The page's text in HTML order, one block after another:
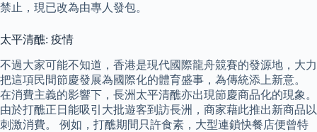
禁止，現已改為由專人發包。
太平清醮: 疫情
不過大家可能不知道，香港是現代國際龍舟競賽的發源地，大力
把這項民間節慶發展為國際化的體育盛事，為傳統添上新意。
在消費主義的影響下，長洲太平清醮亦出現節慶商品化的現象。
由於打醮正日能吸引大批遊客到訪長洲，商家藉此推出新商品以
刺激消費。 例如，打醮期間只許食素，大型連鎖快餐店便曾特